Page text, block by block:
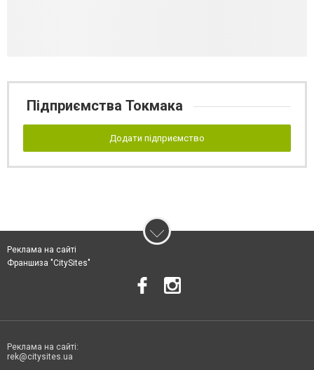
Підприємства Токмака
Додати підприємство
Реклама на сайті
Франшиза "CitySites"
Реклама на сайті:
rek@citysites.ua